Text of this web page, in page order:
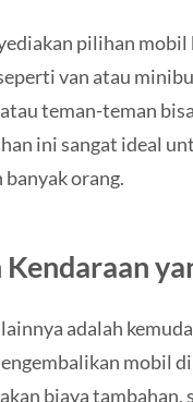
pilihan
van atau
teman-teman
ini sangat ideal
orang.
adalah
mobil
biaya tambahan,